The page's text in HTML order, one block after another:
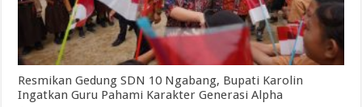
Resmikan Gedung SDN 10 Ngabang, Bupati Karolin
Ingatkan Guru Pahami Karakter Generasi Alpha